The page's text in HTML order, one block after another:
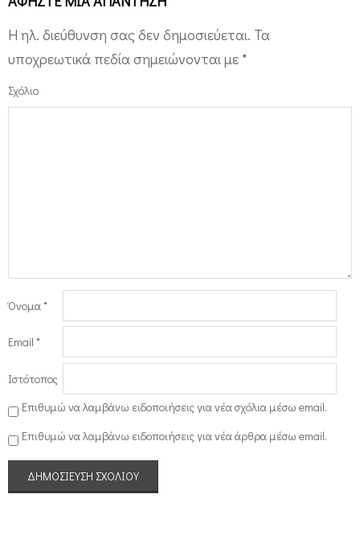
Η ηλ. διεύθυνση σας δεν δημοσιεύεται. Τα
υποχρεωτικά πεδία σημειώνονται με *
Σχόλιο
Όνομα *
Email *
Ιστότοπος
Επιθυμώ να λαμβάνω ειδοποιήσεις για νέα σχόλια μέσω email.
Επιθυμώ να λαμβάνω ειδοποιήσεις για νέα άρθρα μέσω email.